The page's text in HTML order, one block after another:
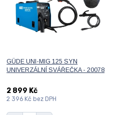
GÜDE UNI-MIG 125 SYN
UNIVERZÁLNÍ SVÁŘEČKA - 20078
2 899 Kč
2 396 Kčbez DPH